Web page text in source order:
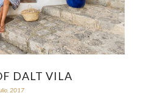
DALT VILA
2017